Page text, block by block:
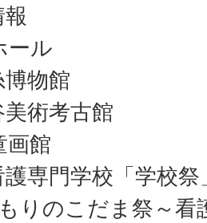
ール
博物館
術考古館
画館
護専門学校「学校
もりのこだま祭～